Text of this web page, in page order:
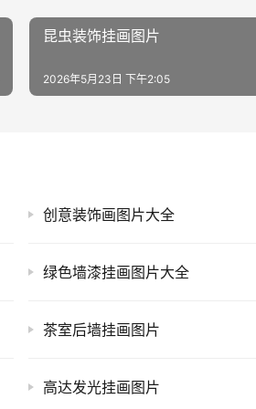
昆虫装饰挂画图片
2026年5月23日 下午2:05
创意装饰画图片大全
绿色墙漆挂画图片大全
茶室后墙挂画图片
高达发光挂画图片